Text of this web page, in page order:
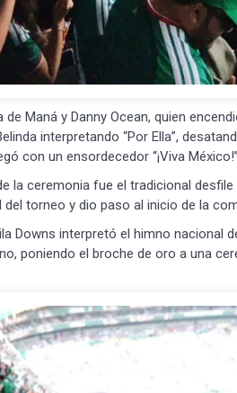
Maná y Danny Ocean, quien
interpretando “Por Ella”,
con un ensordecedor “¡Viva
la ceremonia fue el tradicional
torneo y dio paso al inicio de la
Downs interpretó el himno nacional
poniendo el broche de oro a una